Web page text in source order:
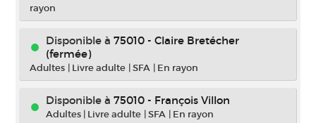
rayon
Disponible à 75010 - Claire Bretécher
(fermée)
Adultes | Livre adulte |SFA | En rayon
Disponible à 75010 - François Villon
Adultes | Livre adulte |SFA | En rayon